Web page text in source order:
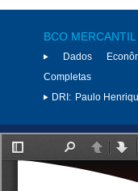
BCO
Dados
Completas
DRI: Paulo